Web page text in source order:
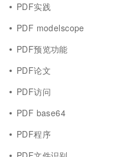
PDF实践
PDF modelscope
PDF预览功能
PDF论文
PDF访问
PDF base64
PDF程序